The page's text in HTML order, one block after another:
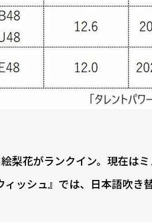
梨花がランクイン。現在は
ッシュ』では、日本語吹き